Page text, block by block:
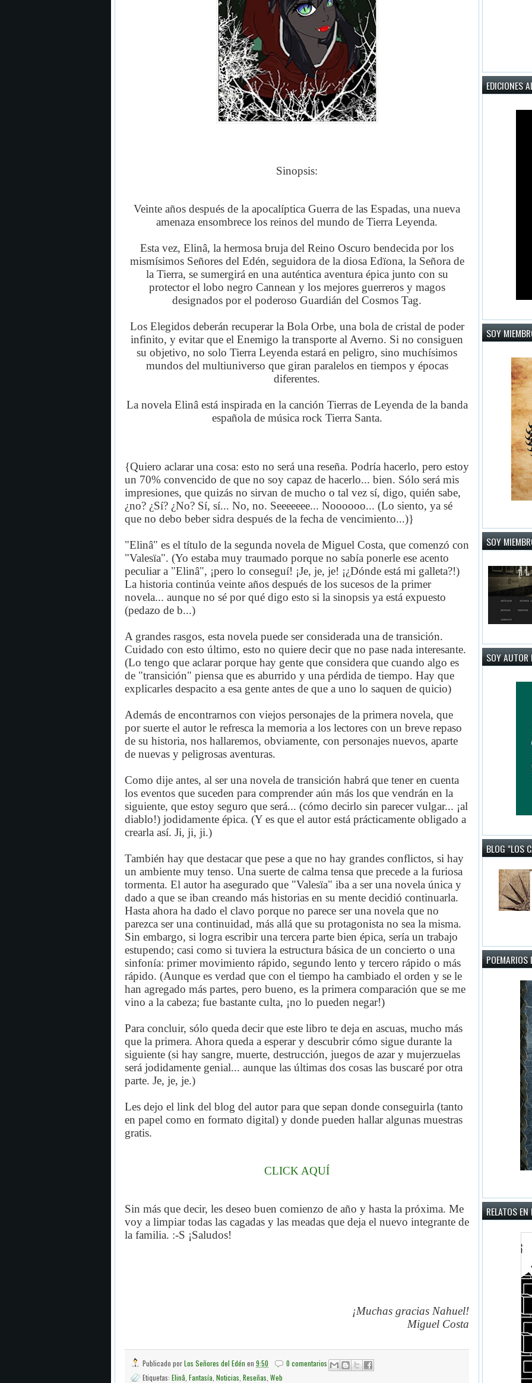
Sinopsis:
Veinte años después de la apocalíptica Guerra de las Espadas, una nueva
amenaza ensombrece los reinos del mundo de Tierra Leyenda.
Esta vez, Elinâ, la hermosa bruja del Reino Oscuro bendecida por los
mismísimos Señores del Edén, seguidora de la diosa Edïona, la Señora de
la Tierra, se sumergirá en una auténtica aventura épica junto con su
protector el lobo negro Cannean y los mejores guerreros y magos
designados por el poderoso Guardián del Cosmos Tag.
Los Elegidos deberán recuperar la Bola Orbe, una bola de cristal de poder
infinito, y evitar que el Enemigo la transporte al Averno. Si no consiguen
su objetivo, no solo Tierra Leyenda estará en peligro, sino muchísimos
mundos del multiuniverso que giran paralelos en tiempos y épocas
diferentes.
La novela Elinâ está inspirada en la canción Tierras de Leyenda de la banda
española de música rock Tierra Santa.
{Quiero aclarar una cosa: esto no será una reseña. Podría hacerlo, pero estoy
un 70% convencido de que no soy capaz de hacerlo... bien. Sólo será mis
impresiones, que quizás no sirvan de mucho o tal vez sí, digo, quién sabe,
¿no? ¿Sí? ¿No? Sí, sí... No, no. Seeeeeee... Noooooo... (Lo siento, ya sé
que no debo beber sidra después de la fecha de vencimiento...)}
"Elinâ" es el título de la segunda novela de Miguel Costa, que comenzó con
"Valesïa". (Yo estaba muy traumado porque no sabía ponerle ese acento
peculiar a "Elinâ", ¡pero lo conseguí! ¡Je, je, je! ¡¿Dónde está mi galleta?!)
La historia continúa veinte años después de los sucesos de la primer
novela... aunque no sé por qué digo esto si la sinopsis ya está expuesto
(pedazo de b...)
A grandes rasgos, esta novela puede ser considerada una de transición.
Cuidado con esto último, esto no quiere decir que no pase nada interesante.
(Lo tengo que aclarar porque hay gente que considera que cuando algo es
de "transición" piensa que es aburrido y una pérdida de tiempo. Hay que
explicarles despacito a esa gente antes de que a uno lo saquen de quicio)
Además de encontrarnos con viejos personajes de la primera novela, que
por suerte el autor le refresca la memoria a los lectores con un breve repaso
de su historia, nos hallaremos, obviamente, con personajes nuevos, aparte
de nuevas y peligrosas aventuras.
Como dije antes, al ser una novela de transición habrá que tener en cuenta
los eventos que suceden para comprender aún más los que vendrán en la
siguiente, que estoy seguro que será... (cómo decirlo sin parecer vulgar... ¡al
diablo!) jodidamente épica. (Y es que el autor está prácticamente obligado a
crearla así. Ji, ji, ji.)
También hay que destacar que pese a que no hay grandes conflictos, si hay
un ambiente muy tenso. Una suerte de calma tensa que precede a la furiosa
tormenta. El autor ha asegurado que "Valesïa" iba a ser una novela única y
dado a que se iban creando más historias en su mente decidió continuarla.
Hasta ahora ha dado el clavo porque no parece ser una novela que no
parezca ser una continuidad, más allá que su protagonista no sea la misma.
Sin embargo, si logra escribir una tercera parte bien épica, sería un trabajo
estupendo; casi como si tuviera la estructura básica de un concierto o una
sinfonía: primer movimiento rápido, segundo lento y tercero rápido o más
rápido. (Aunque es verdad que con el tiempo ha cambiado el orden y se le
han agregado más partes, pero bueno, es la primera comparación que se me
vino a la cabeza; fue bastante culta, ¡no lo pueden negar!)
Para concluir, sólo queda decir que este libro te deja en ascuas, mucho más
que la primera. Ahora queda a esperar y descubrir cómo sigue durante la
siguiente (si hay sangre, muerte, destrucción, juegos de azar y mujerzuelas
será jodidamente genial... aunque las últimas dos cosas las buscaré por otra
parte. Je, je, je.)
Les dejo el link del blog del autor para que sepan donde conseguirla (tanto
en papel como en formato digital) y donde pueden hallar algunas muestras
gratis.
CLICK AQUÍ
Sin más que decir, les deseo buen comienzo de año y hasta la próxima. Me
voy a limpiar todas las cagadas y las meadas que deja el nuevo integrante de
la familia. :-S ¡Saludos!
¡Muchas gracias Nahuel!
Miguel Costa
Publicado porLos Señores del Edén en 9:50
0 comentarios
Etiquetas: Elinâ Fantasía Noticias Reseñas Web
EDICIONES
SOY
SOY
SOY AUTOR
BLOG "LOS
POEMARIOS
RELATOS